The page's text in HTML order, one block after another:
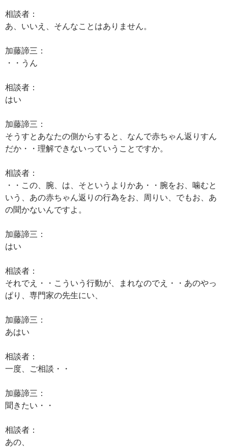
相談者：
あ、いいえ、そんなことはありません。
加藤諦三：
・・うん
相談者：
はい
加藤諦三：
そうすとあなたの側からすると、なんで赤ちゃん返りすん
だか・・理解できないっていうことですか。
相談者：
・・この、腕、は、そというよりかあ・・腕をお、噛むと
いう、あの赤ちゃん返りの行為をお、周りい、でもお、あ
の聞かないんですよ。
加藤諦三：
はい
相談者：
それでえ・・こういう行動が、まれなのでえ・・あのやっ
ぱり、専門家の先生にい、
加藤諦三：
あはい
相談者：
一度、ご相談・・
加藤諦三：
聞きたい・・
相談者：
あの、